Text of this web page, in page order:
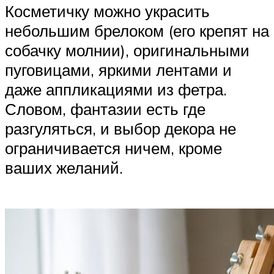
Косметичку можно украсить
небольшим брелоком (его крепят на
собачку молнии), оригинальными
пуговицами, яркими лентами и
даже аппликациями из фетра.
Словом, фантазии есть где
разгуляться, и выбор декора не
ограничивается ничем, кроме
ваших желаний.